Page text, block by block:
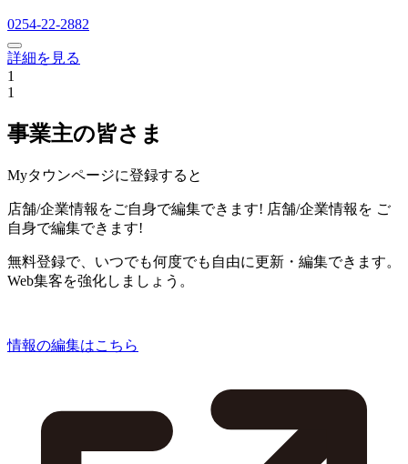
0254-22-2882
詳細を見る
1
1
事業主の皆さま
Myタウンページに登録すると
店舗/企業情報をご自身で編集できます! 店舗/企業情報を ご
自身で編集できます!
無料登録で、いつでも何度でも自由に更新・編集できます。
Web集客を強化しましょう。
情報の編集はこちら